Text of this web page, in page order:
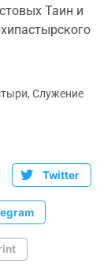
Таин и
, Служение
Twitter